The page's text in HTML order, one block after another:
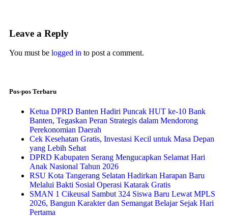
Leave a Reply
You must be logged in to post a comment.
Pos-pos Terbaru
Ketua DPRD Banten Hadiri Puncak HUT ke-10 Bank
Banten, Tegaskan Peran Strategis dalam Mendorong
Perekonomian Daerah
Cek Kesehatan Gratis, Investasi Kecil untuk Masa Depan
yang Lebih Sehat
DPRD Kabupaten Serang Mengucapkan Selamat Hari
Anak Nasional Tahun 2026
RSU Kota Tangerang Selatan Hadirkan Harapan Baru
Melalui Bakti Sosial Operasi Katarak Gratis
SMAN 1 Cikeusal Sambut 324 Siswa Baru Lewat MPLS
2026, Bangun Karakter dan Semangat Belajar Sejak Hari
Pertama